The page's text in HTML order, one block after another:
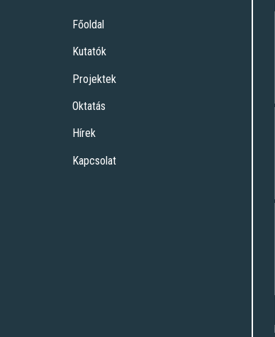
Főoldal
Kutatók
Projektek
Oktatás
Hírek
Kapcsolat